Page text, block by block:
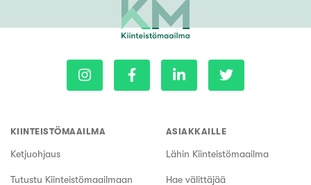
KIINTEISTÖMAAILMA
Ketjuohjaus
Tutustu Kiinteistömaailmaan
ASIAKKAILLE
Lähin Kiinteistömaailma
Hae välittäjää